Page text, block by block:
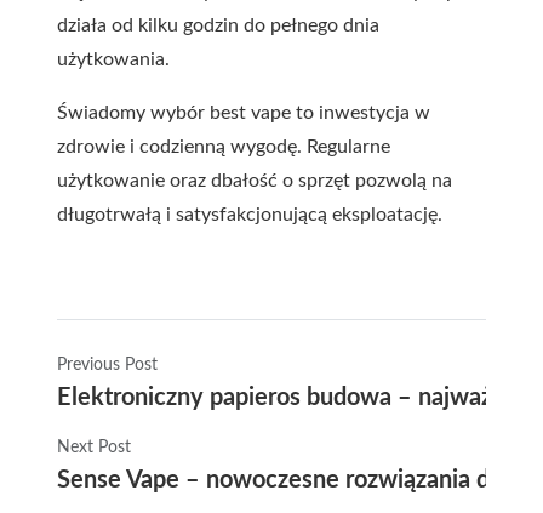
działa od kilku godzin do pełnego dnia
użytkowania.
Świadomy wybór best vape to inwestycja w
zdrowie i codzienną wygodę. Regularne
użytkowanie oraz dbałość o sprzęt pozwolą na
długotrwałą i satysfakcjonującą eksploatację.
Previous Post
Elektroniczny papieros budowa –
Next Post
Sense Vape – nowoczesne rozwiązania dla